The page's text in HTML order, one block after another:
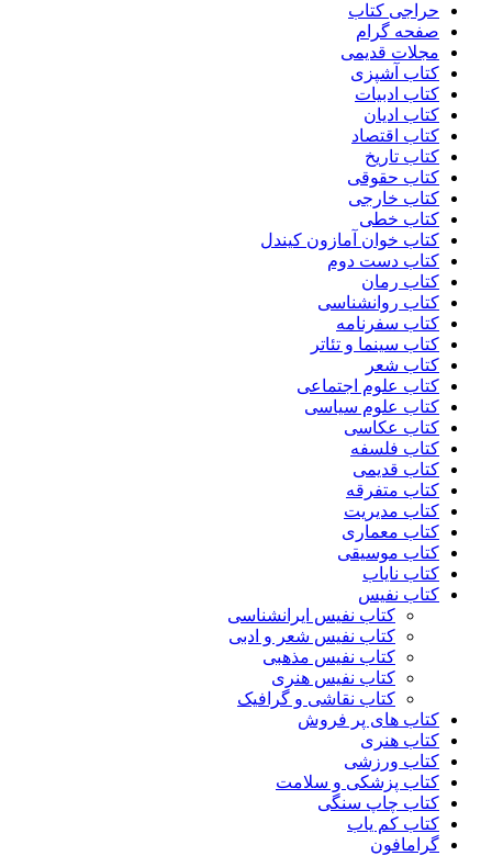
حراجی کتاب
صفحه گرام
مجلات قدیمی
کتاب آشپزی
کتاب ادبیات
کتاب ادیان
کتاب اقتصاد
کتاب تاریخ
کتاب حقوقی
کتاب خارجی
کتاب خطی
کتاب خوان آمازون کیندل
کتاب دست دوم
کتاب رمان
کتاب روانشناسی
کتاب سفرنامه
کتاب سینما و تئاتر
کتاب شعر
کتاب علوم اجتماعی
کتاب علوم سیاسی
کتاب عکاسی
کتاب فلسفه
کتاب قدیمی
کتاب متفرقه
کتاب مدیریت
کتاب معماری
کتاب موسیقی
کتاب نایاب
کتاب نفیس
کتاب نفیس ایرانشناسی
کتاب نفیس شعر و ادبی
کتاب نفیس مذهبی
کتاب نفیس هنری
کتاب نقاشی و گرافیک
کتاب های پر فروش
کتاب هنری
کتاب ورزشی
کتاب پزشکی و سلامت
کتاب چاپ سنگی
کتاب کم یاب
گرامافون